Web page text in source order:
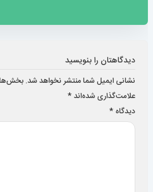
دیدگاهتان را بنویسید
نشانی ایمیل شما منتشر نخواهد شد.
علامت‌گذاری شده‌اند*
دیدگاه *